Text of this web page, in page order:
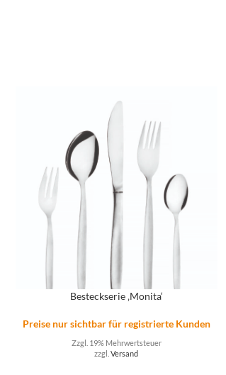
Besteckserie ‚Monita‘
Preise nur sichtbar für registrierte Kunden
Zzgl. 19% Mehrwertsteuer
zzgl.Versand